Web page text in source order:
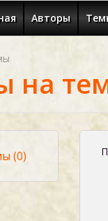
Авторы
на
(0)